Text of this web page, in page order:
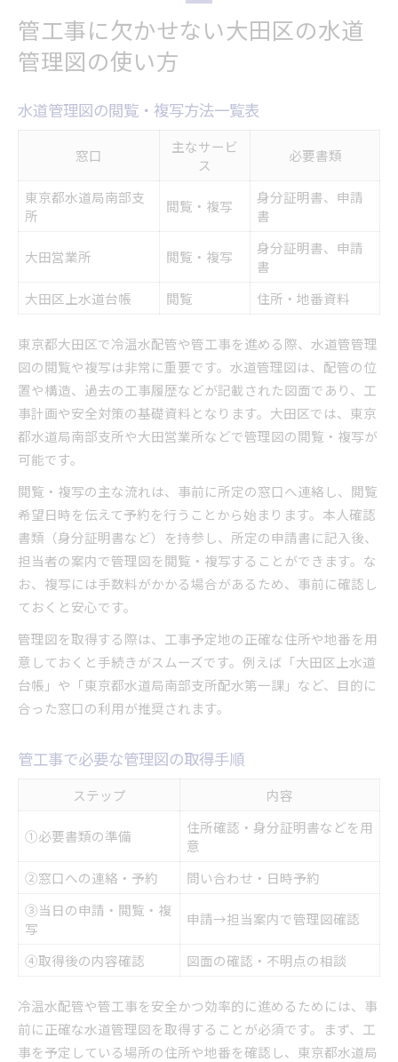
管工事に欠かせない大田区の水道
管理図の使い方
水道管理図の閲覧・複写方法一覧表
窓口
主なサービ
ス
必要書類
東京都水道局南部支
所
閲覧・複写
身分証明書、申請
書
大田営業所 閲覧・複写
身分証明書、申請
書
大田区上水道台帳
閲覧 住所・地番資料
東京都大田区で冷温水配管や管工事を進める際、水道管管理
図の閲覧や複写は非常に重要です。水道管理図は、配管の位
置や構造、過去の工事履歴などが記載された図面であり、工
事計画や安全対策の基礎資料となります。大田区では、東京
都水道局南部支所や大田営業所などで管理図の閲覧・複写が
可能です。
閲覧・複写の主な流れは、事前に所定の窓口へ連絡し、閲覧
希望日時を伝えて予約を行うことから始まります。本人確認
書類（身分証明書など）を持参し、所定の申請書に記入後、
担当者の案内で管理図を閲覧・複写することができます。な
お、複写には手数料がかかる場合があるため、事前に確認し
ておくと安心です。
管理図を取得する際は、工事予定地の正確な住所や地番を用
意しておくと手続きがスムーズです。例えば「大田区上水道
台帳」や「東京都水道局南部支所配水第一課」など、目的に
合った窓口の利用が推奨されます。
管工事で必要な管理図の取得手順
ステップ 内容
①必要書類の準備
住所確認・身分証明書などを用
意
②窓口への連絡・予約
問い合わせ・日時予約
③当日の申請・閲覧・複
写
申請→担当案内で管理図確認
④取得後の内容確認 図面の確認・不明点の相談
冷温水配管や管工事を安全かつ効率的に進めるためには、事
前に正確な水道管理図を取得することが必須です。まず、工
事を予定している場所の住所や地番を確認し、東京都水道局